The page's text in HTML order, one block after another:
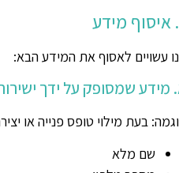
עשויים לאסוף את המידע הבא:
מידע שמסופק על ידך
בעת מילוי טופס פנייה או
שם מלא